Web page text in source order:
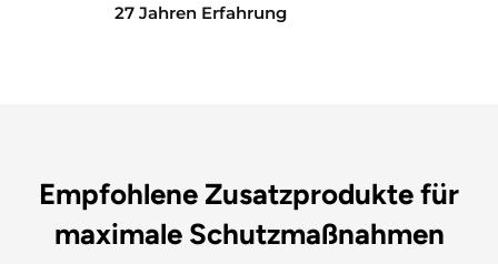
27 Jahren Erfahrung
Empfohlene Zusatzprodukte für
maximale Schutzmaßnahmen